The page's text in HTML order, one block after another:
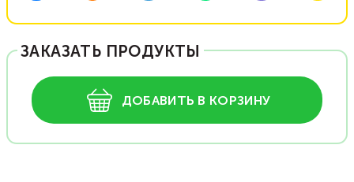
ЗАКАЗАТЬ ПРОДУКТЫ
ДОБАВИТЬ В КОРЗИНУ